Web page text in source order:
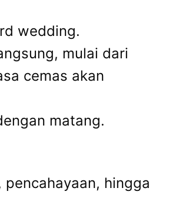
wedding.
mulai dari
cemas akan
matang.
hingga